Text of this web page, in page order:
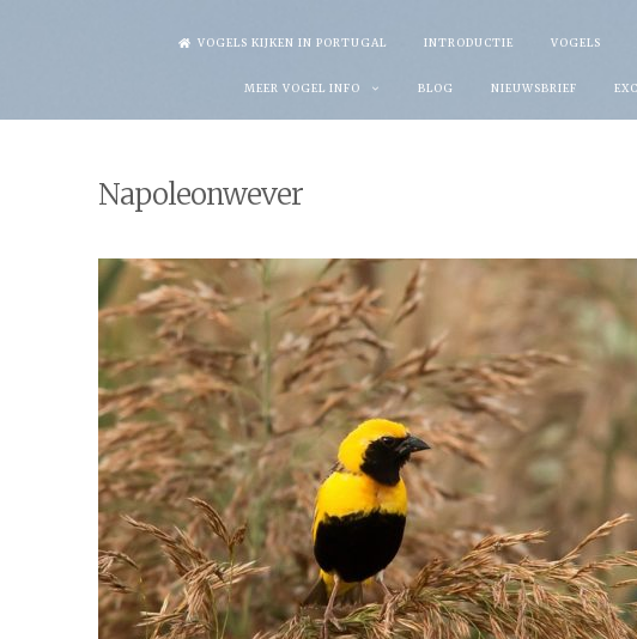
VOGELS KIJKEN IN PORTUGAL INTRODUCTIE VOGELS
MEER VOGEL INFO BLOG NIEUWSBRIEF
Napoleonwever